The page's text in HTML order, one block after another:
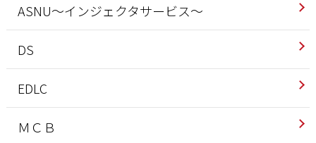
ASNU～インジェクタサービス～
DS
EDLC
ＭＣＢ